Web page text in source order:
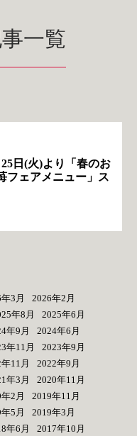
一覧
25日(火)より「春のお
フェアメニュー」ス
3月
2026年2月
年8月
2025年6月
年9月
2024年6月
年11月
2023年9月
11月
2022年9月
年3月
2020年11月
2月
2019年11月
5月
2019年3月
年6月 2017年10月